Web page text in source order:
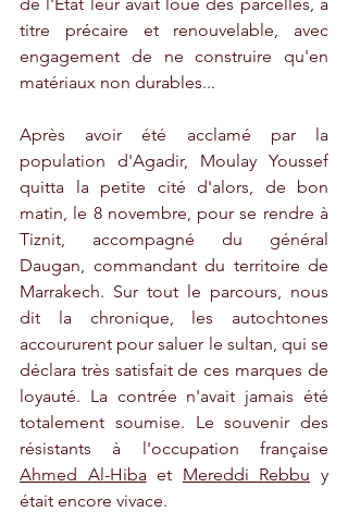
titre précaire et renouvelable, avec
engagement de ne construire qu'en
matériaux non durables...
Après avoir été acclamé par la
population d'Agadir, Moulay Youssef
quitta la petite cité d'alors, de bon
matin, le 8 novembre, pour se rendre à
Tiznit, accompagné du général
Daugan, commandant du territoire de
Marrakech. Sur tout le parcours, nous
dit la chronique, les autochtones
accoururent pour saluer le sultan, qui se
déclara très satisfait de ces marques de
loyauté. La contrée n'avait jamais été
totalement soumise. Le souvenir des
Ahmed Al-Hiba et Mereddi Rebbu y
était encore vivace.